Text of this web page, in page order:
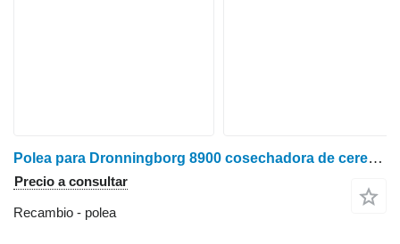
Polea para Dronningborg 8900 cosechadora de cereales
Precio a consultar
Recambio - polea